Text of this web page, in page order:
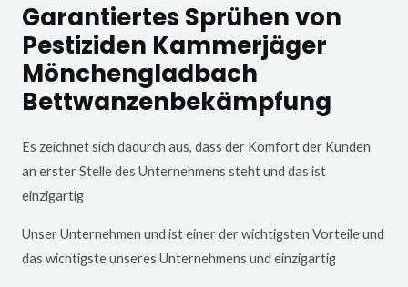
Garantiertes Sprühen von
Pestiziden Kammerjäger
Mönchengladbach
Bettwanzenbekämpfung
Es zeichnet sich dadurch aus, dass der Komfort der Kunden
an erster Stelle des Unternehmens steht und das ist
einzigartig
Unser Unternehmen und ist einer der wichtigsten Vorteile und
das wichtigste unseres Unternehmens und einzigartig